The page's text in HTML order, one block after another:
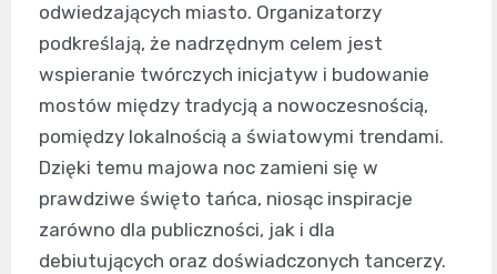
odwiedzających miasto. Organizatorzy
podkreślają, że nadrzędnym celem jest
wspieranie twórczych inicjatyw i budowanie
mostów między tradycją a nowoczesnością,
pomiędzy lokalnością a światowymi trendami.
Dzięki temu majowa noc zamieni się w
prawdziwe święto tańca, niosąc inspiracje
zarówno dla publiczności, jak i dla
debiutujących oraz doświadczonych tancerzy.